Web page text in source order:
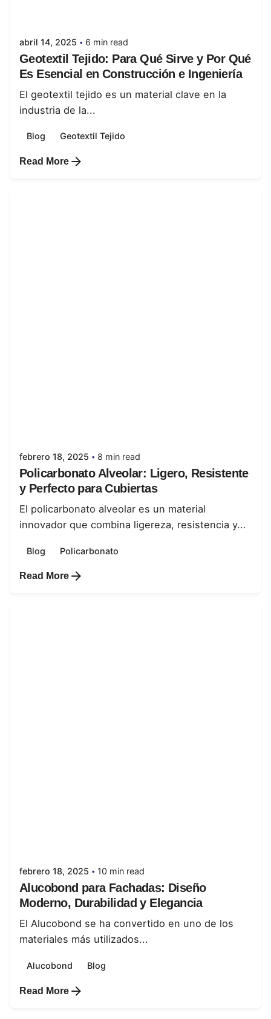
abril 14, 2025 6 min read
Geotextil Tejido: Para Qué Sirve y Por Qué
Es Esencial en Construcción e Ingeniería
El geotextil tejido es un material clave en la
industria de la...
Blog Geotextil Tejido
Read More
febrero 18, 2025 8 min read
Policarbonato Alveolar: Ligero, Resistente
y Perfecto para Cubiertas
El policarbonato alveolar es un material
innovador que combina ligereza, resistencia y...
Blog Policarbonato
Read More
febrero 18, 2025 10 min read
Alucobond para Fachadas: Diseño
Moderno, Durabilidad y Elegancia
El Alucobond se ha convertido en uno de los
materiales más utilizados...
Alucobond Blog
Read More